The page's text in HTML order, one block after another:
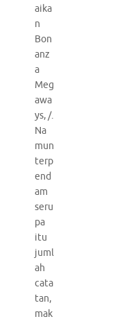
aika
n
Bon
anz
a
Meg
awa
ys, /.
Na
mun
terp
end
am
seru
pa
itu
juml
ah
cata
tan,
mak